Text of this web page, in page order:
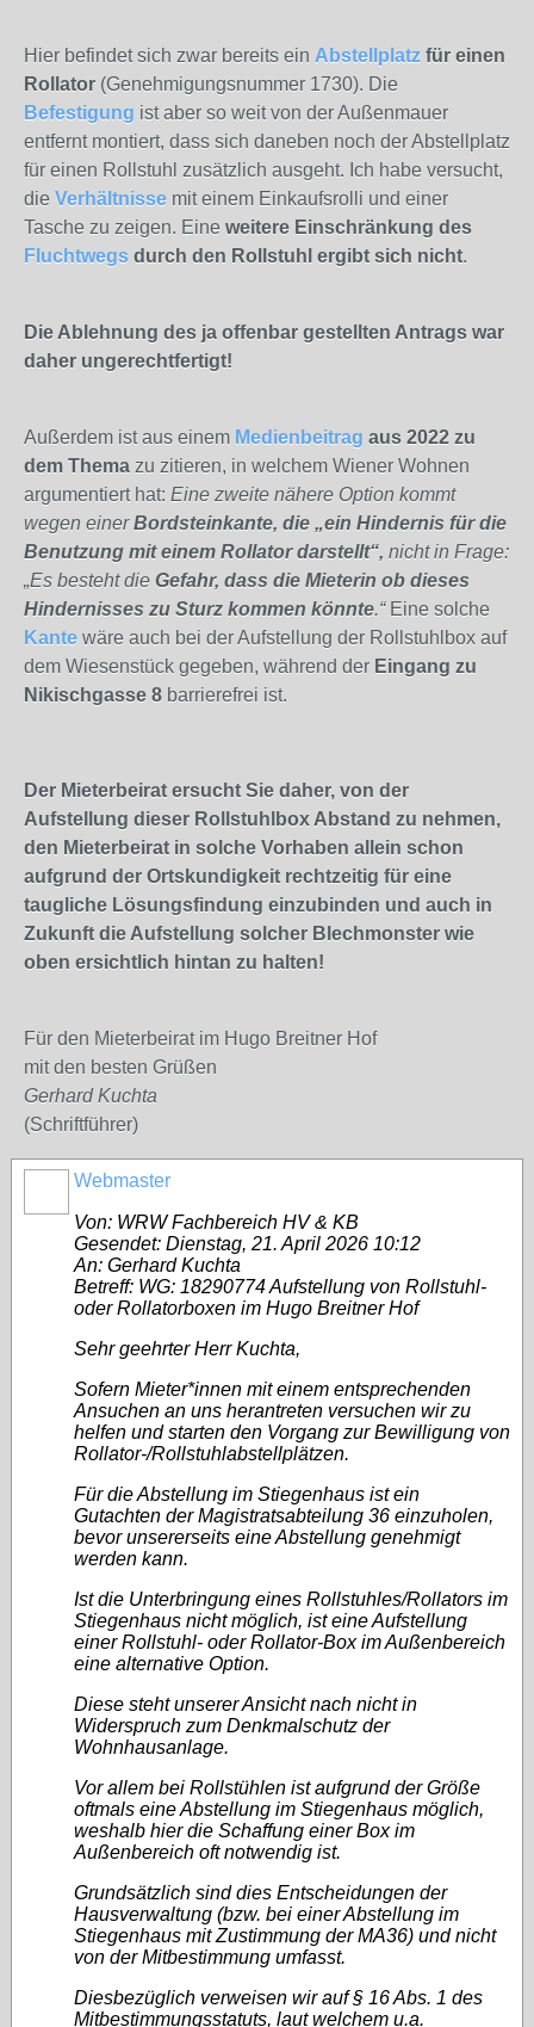
Hier befindet sich zwar bereits ein Abstellplatz für einen
Rollator (Genehmigungsnummer 1730). Die
Befestigung ist aber so weit von der Außenmauer
entfernt montiert, dass sich daneben noch der Abstellplatz
für einen Rollstuhl zusätzlich ausgeht. Ich habe versucht,
die Verhältnisse mit einem Einkaufsrolli und einer
Tasche zu zeigen. Eine weitere Einschränkung des
Fluchtwegs durch den Rollstuhl ergibt sich nicht.
Die Ablehnung des ja offenbar gestellten Antrags war
daher ungerechtfertigt!
Außerdem ist aus einem Medienbeitrag aus 2022 zu
dem Thema zu zitieren, in welchem Wiener Wohnen
argumentiert hat: Eine zweite nähere Option kommt
wegen einer Bordsteinkante, die „ein Hindernis für die
Benutzung mit einem Rollator darstellt“, nicht in Frage:
„Es besteht die Gefahr, dass die Mieterin ob dieses
Hindernisses zu Sturz kommen könnte.“Eine solche
Kante wäre auch bei der Aufstellung der Rollstuhlbox auf
dem Wiesenstück gegeben, während der Eingang zu
Nikischgasse 8 barrierefrei ist.
Der Mieterbeirat ersucht Sie daher, von der
Aufstellung dieser Rollstuhlbox Abstand zu nehmen,
den Mieterbeirat in solche Vorhaben allein schon
aufgrund der Ortskundigkeit rechtzeitig für eine
taugliche Lösungsfindung einzubinden und auch in
Zukunft die Aufstellung solcher Blechmonster wie
oben ersichtlich hintan zu halten!
Für den Mieterbeirat im Hugo Breitner Hof
mit den besten Grüßen
Gerhard Kuchta
(Schriftführer)
Webmaster
Von: WRW Fachbereich HV & KB
Gesendet: Dienstag, 21. April 2026 10:12
An: Gerhard Kuchta
Betreff: WG: 18290774 Aufstellung von Rollstuhl-
oder Rollatorboxen im Hugo Breitner Hof
Sehr geehrter Herr Kuchta,
Sofern Mieter*innen mit einem entsprechenden
Ansuchen an uns herantreten versuchen wir zu
helfen und starten den Vorgang zur Bewilligung von
Rollator-/Rollstuhlabstellplätzen.
Für die Abstellung im Stiegenhaus ist ein
Gutachten der Magistratsabteilung 36 einzuholen,
bevor unsererseits eine Abstellung genehmigt
werden kann.
Ist die Unterbringung eines Rollstuhles/Rollators im
Stiegenhaus nicht möglich, ist eine Aufstellung
einer Rollstuhl- oder Rollator-Box im Außenbereich
eine alternative Option.
Diese steht unserer Ansicht nach nicht in
Widerspruch zum Denkmalschutz der
Wohnhausanlage.
Vor allem bei Rollstühlen ist aufgrund der Größe
oftmals eine Abstellung im Stiegenhaus möglich,
weshalb hier die Schaffung einer Box im
Außenbereich oft notwendig ist.
Grundsätzlich sind dies Entscheidungen der
Hausverwaltung (bzw. bei einer Abstellung im
Stiegenhaus mit Zustimmung der MA36) und nicht
von der Mitbestimmung umfasst.
Diesbezüglich verweisen wir auf § 16 Abs. 1 des
Mitbestimmungsstatuts, laut welchem u.a.